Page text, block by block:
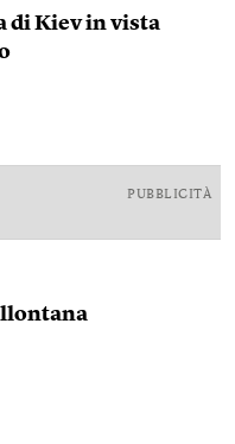
di Kiev in vista
PUBBLICITÀ